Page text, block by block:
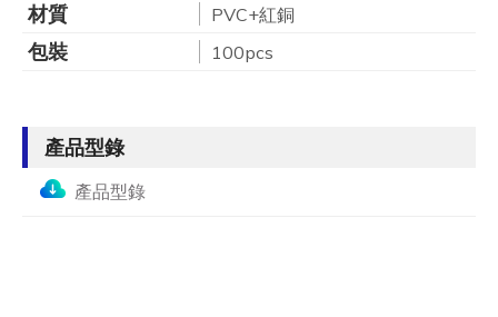
材質 PVC+紅銅
包裝 100pcs
產品型錄
產品型錄